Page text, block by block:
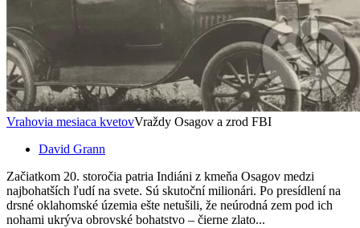
Vrahovia mesiaca kvetovVraždy Osagov a zrod FBI
David Grann
Začiatkom 20. storočia patria Indiáni z kmeňa Osagov medzi
najbohatších ľudí na svete. Sú skutoční milionári. Po presídlení na
drsné oklahomské územia ešte netušili, že neúrodná zem pod ich
nohami ukrýva obrovské bohatstvo – čierne zlato...